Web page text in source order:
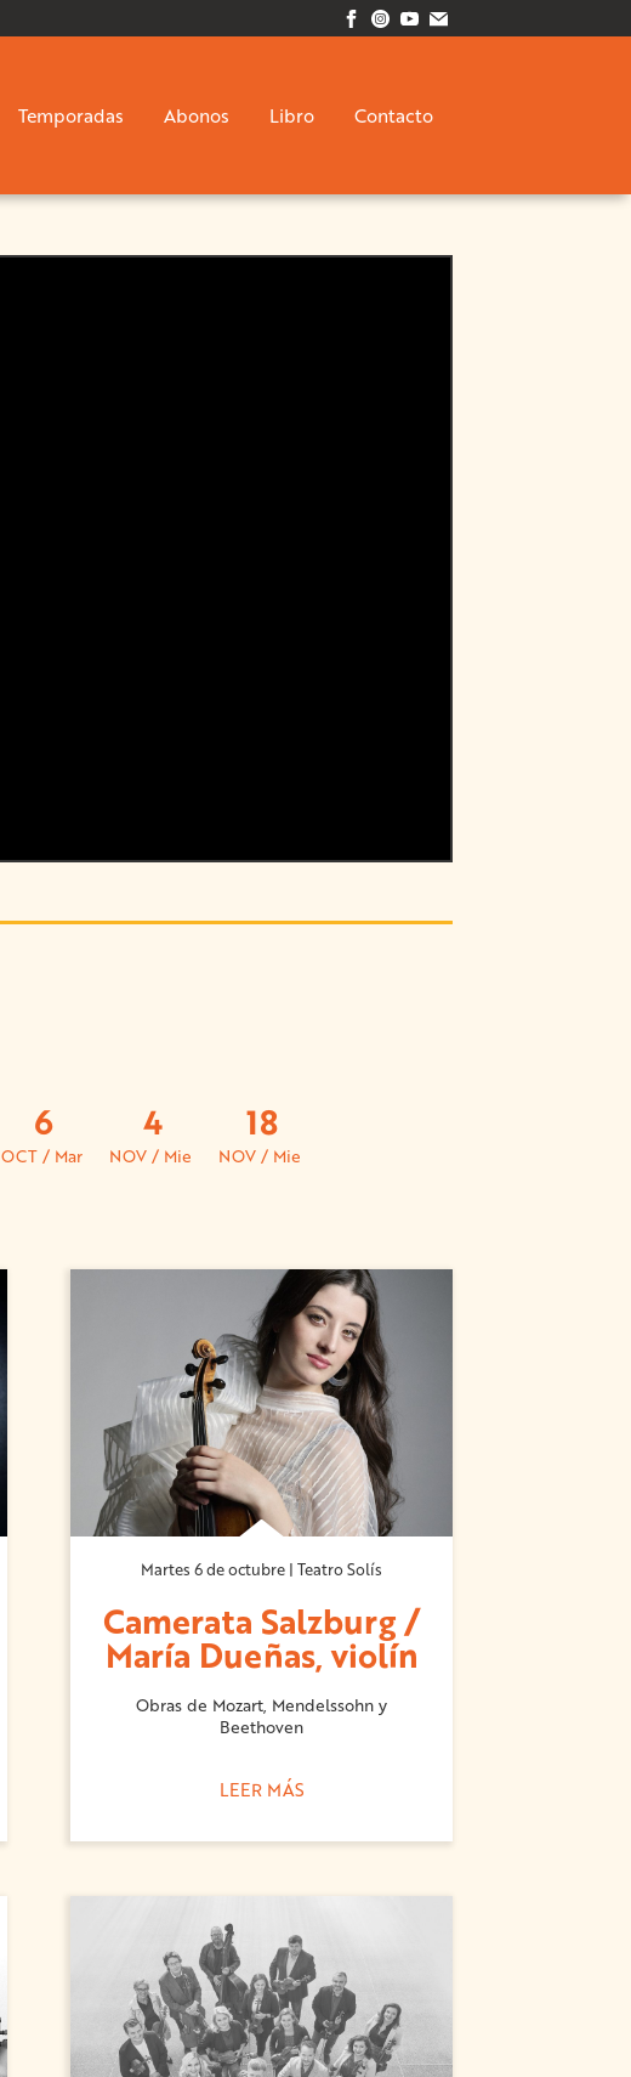
Temporadas Abonos Libro Contacto
6
OCT / Mar
4
NOV / Mie
18
NOV / Mie
Martes 6 de octubre | Teatro Solís
Camerata Salzburg /
María Dueñas, violín
Obras de Mozart, Mendelssohn y
Beethoven
LEER MÁS